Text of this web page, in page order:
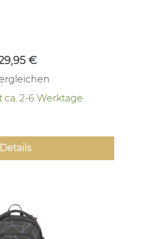
€
ca. 2-6 Werktage
Details